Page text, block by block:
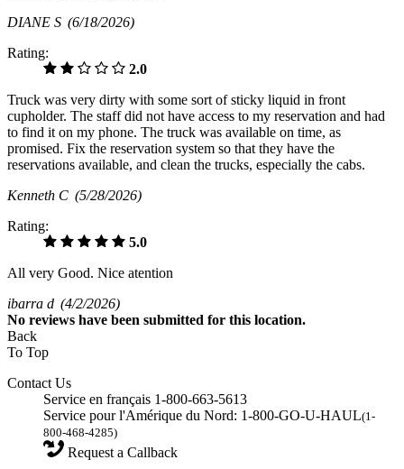
DIANE S (6/18/2026)
Rating:
2.0
Truck was very dirty with some sort of sticky liquid in front
cupholder. The staff did not have access to my reservation and had
to find it on my phone. The truck was available on time, as
promised. Fix the reservation system so that they have the
reservations available, and clean the trucks, especially the cabs.
Kenneth C (5/28/2026)
Rating:
5.0
All very Good. Nice atention
ibarra d (4/2/2026)
No reviews have been submitted for this location.
Back
To Top
Contact Us
Service en français 1-800-663-5613
Service pour l'Amérique du Nord: 1-800-GO-U-HAUL(1-
800-468-4285)
Request a Callback